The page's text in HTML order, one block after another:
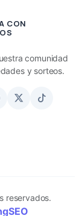
CON
comunidad
y sorteos.
reservados.